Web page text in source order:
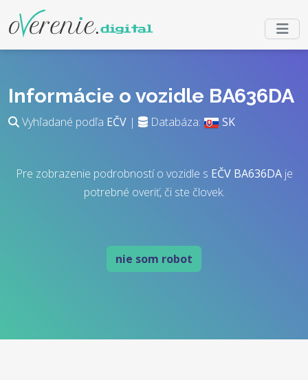
Informácie o vozidle BA636DA
Vyhľadané podľa EČV | Databáza: SK
Pre zobrazenie podrobností o vozidle s EČV BA636DAje
potrebné overiť, či ste človek.
nie som robot